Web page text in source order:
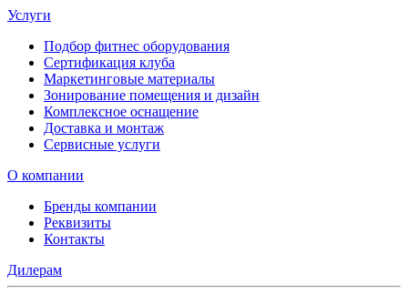
Услуги
Подбор фитнес оборудования
Сертификация клуба
Маркетинговые материалы
Зонирование помещения и дизайн
Комплексное оснащение
Доставка и монтаж
Сервисные услуги
О компании
Бренды компании
Реквизиты
Контакты
Дилерам